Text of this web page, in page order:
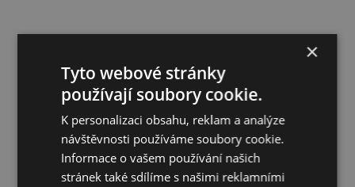
×
Tyto webové stránky
používají soubory cookie.
K personalizaci obsahu, reklam a analýze
návštěvnosti používáme soubory cookie.
Informace o vašem používání našich
stránek také sdílíme s našimi reklamními